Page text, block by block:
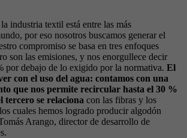
industria textil está entre las más
por eso nosotros buscamos generar el
compromiso se basa en tres enfoques
son las emisiones, y nos enorgullece decir
por debajo de lo exigido por la normativa. El
con el uso del agua: contamos con una
que nos permite recircular hasta el 30 %
tercero se relaciona con las fibras y los
cuales hemos logrado producir algodón
Arango, director de desarrollo de